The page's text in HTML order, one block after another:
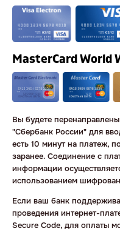
MasterCard World
Вы будете
"Сбербанк России" для
есть 10 минут на платеж,
заранее. Соединение с
информации
использованием
Если ваш банк
проведения интернет-
Secure Code, для оплаты